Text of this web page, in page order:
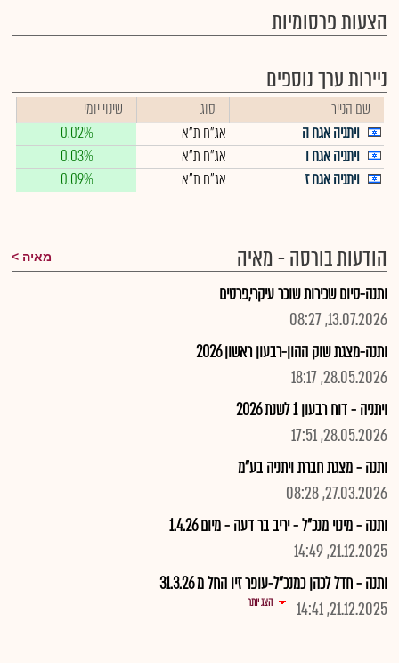
הצעות פרסומיות
ניירות ערך נוספים
שם הנייר סוג
שינוי יומי
ויתניה אגח ה
אג"ח ת"א
0.02%
ויתניה אגח ו
אג"ח ת"א
0.03%
ויתניה אגח ז
אג"ח ת"א 0.09%
הודעות בורסה - מאיה מאיה
ותנה-סיום שכירות שוכר עיקרי,פרטים
13.07.2026, 08:27
ותנה-מצגת שוק ההון-רבעון ראשון 2026
28.05.2026, 18:17
ויתניה - דוח רבעון 1 לשנת 2026
28.05.2026, 17:51
ותנה - מצגת חברת ויתניה בע"מ
27.03.2026, 08:28
ותנה - מינוי מנכ"ל - יריב בר דעה - מיום 1.4.26
21.12.2025, 14:49
ותנה - חדל לכהן כמנכ"ל-עופר זיו החל מ 31.3.26
21.12.2025, 14:41
הצג יותר